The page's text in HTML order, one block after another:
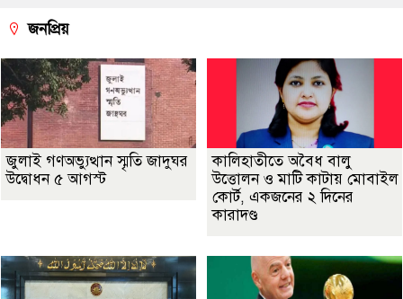
জনপ্রিয়
জুলাই গণঅভ্যুত্থান স্মৃতি জাদুঘর
উদ্বোধন ৫ আগস্ট
কালিহাতীতে অবৈধ বালু
উত্তোলন ও মাটি কাটায় মোবাইল
কোর্ট, একজনের ২ দিনের
কারাদণ্ড